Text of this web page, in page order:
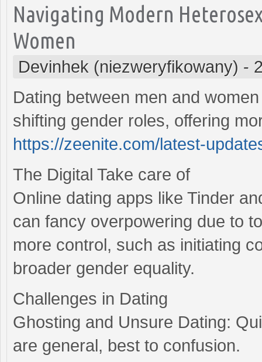
Navigating Modern
Women
Devinhek (niezweryfikowany) -
Dating between men and
shifting gender roles, offering
https://zeenite.com/latest-
The Digital Take care of
Online dating apps like Tinder
can fancy overpowering due to
more control, such as initiating
broader gender equality.
Challenges in Dating
Ghosting and Unsure Dating:
are general, best to confusion.